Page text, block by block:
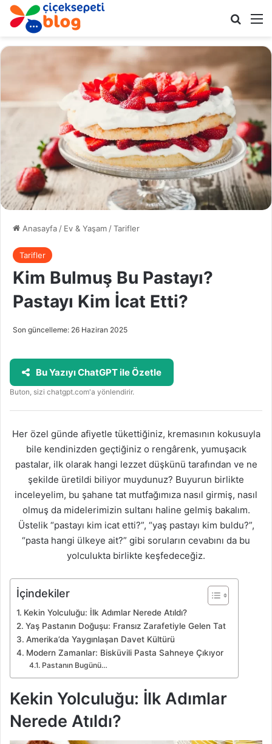
Anasayfa / Ev & Yaşam /Tarifler
Tarifler
Kim Bulmuş Bu Pastayı?
Pastayı Kim İcat Etti?
Son güncelleme: 26 Haziran 2025
Bu Yazıyı ChatGPT ile Özetle
Buton, sizi chatgpt.com'a yönlendirir.
Her özel günde afiyetle tükettiğiniz, kremasının kokusuyla
bile kendinizden geçtiğiniz o rengârenk, yumuşacık
pastalar, ilk olarak hangi lezzet düşkünü tarafından ve ne
şekilde üretildi biliyor muydunuz? Buyurun birlikte
inceleyelim, bu şahane tat mutfağımıza nasıl girmiş, nasıl
olmuş da midelerimizin sultanı haline gelmiş bakalım.
Üstelik “pastayı kim icat etti?”, “yaş pastayı kim buldu?”,
“pasta hangi ülkeye ait?” gibi soruların cevabını da bu
yolculukta birlikte keşfedeceğiz.
İçindekiler
Kekin Yolculuğu: İlk Adımlar Nerede Atıldı?
Yaş Pastanın Doğuşu: Fransız Zarafetiyle Gelen Tat
Amerika’da Yaygınlaşan Davet Kültürü
Modern Zamanlar: Bisküvili Pasta Sahneye Çıkıyor
Pastanın Bugünü…
Kekin Yolculuğu: İlk Adımlar
Nerede Atıldı?